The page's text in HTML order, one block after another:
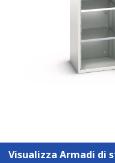
Visualizza Armadi di